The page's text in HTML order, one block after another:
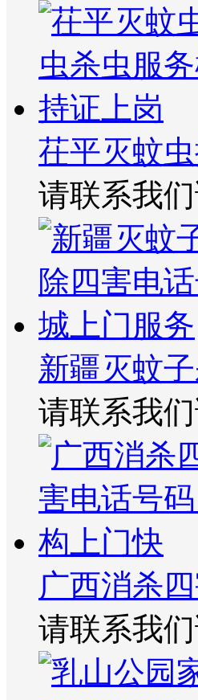
茌平灭蚊
请联系我
新疆灭蚊
请联系我
广西消杀
请联系我